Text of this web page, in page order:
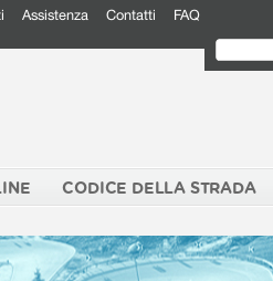
Assistenza Contatti FAQ
CODICE DELLA STRADA